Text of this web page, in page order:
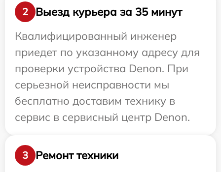
2
Выезд курьера за 35 минут
Квалифицированный инженер
приедет по указанному адресу для
проверки устройства Denon. При
серьезной неисправности мы
бесплатно доставим технику в
сервис в сервисный центр Denon.
3
Ремонт техники